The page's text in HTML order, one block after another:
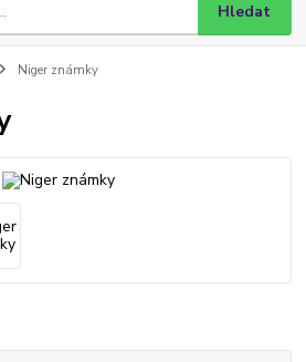
Hledat
Niger známky